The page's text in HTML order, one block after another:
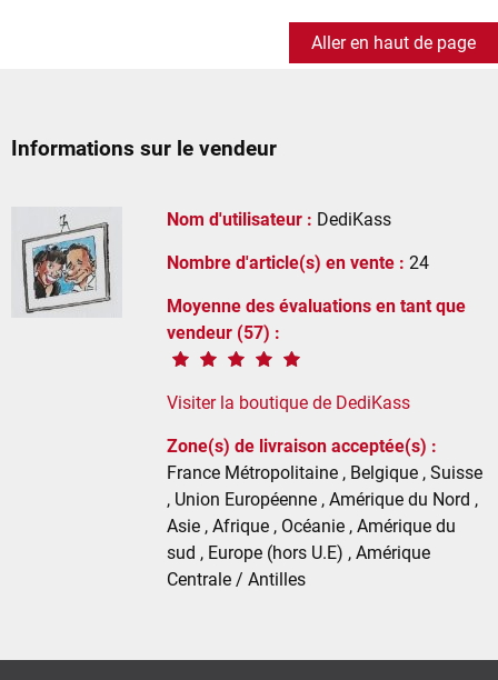
Aller en haut de page
Informations sur le vendeur
Nom d'utilisateur : DediKass
Nombre d'article(s) en vente : 24
Moyenne des évaluations en tant que
vendeur (57) :
Visiter la boutique de DediKass
Zone(s) de livraison acceptée(s) :
France Métropolitaine , Belgique , Suisse
, Union Européenne , Amérique du Nord ,
Asie , Afrique , Océanie , Amérique du
sud , Europe (hors U.E) , Amérique
Centrale / Antilles